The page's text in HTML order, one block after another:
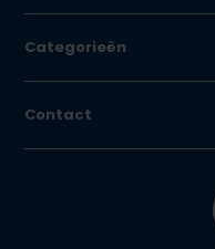
Categorieën
Contact